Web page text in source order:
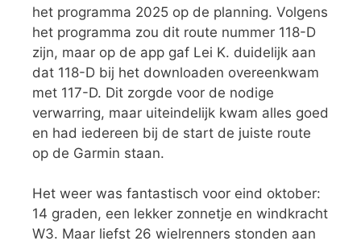
het programma 2025 op de planning. Volgens
het programma zou dit route nummer 118-D
zijn, maar op de app gaf Lei K. duidelijk aan
dat 118-D bij het downloaden overeenkwam
met 117-D. Dit zorgde voor de nodige
verwarring, maar uiteindelijk kwam alles goed
en had iedereen bij de start de juiste route
op de Garmin staan.
Het weer was fantastisch voor eind oktober:
14 graden, een lekker zonnetje en windkracht
W3. Maar liefst 26 wielrenners stonden aan